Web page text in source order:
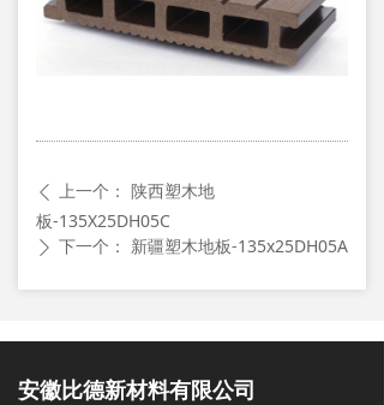
ꄴ 上一个： 陕西塑木地
板-135X25DH05C
ꄲ 下一个： 新疆塑木地板-135x25DH05A
安徽比德新材料有限公司